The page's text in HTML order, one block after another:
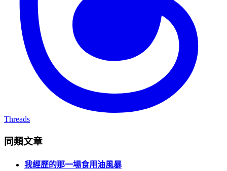
Threads
同類文章
我經歷的那一場食用油風暴